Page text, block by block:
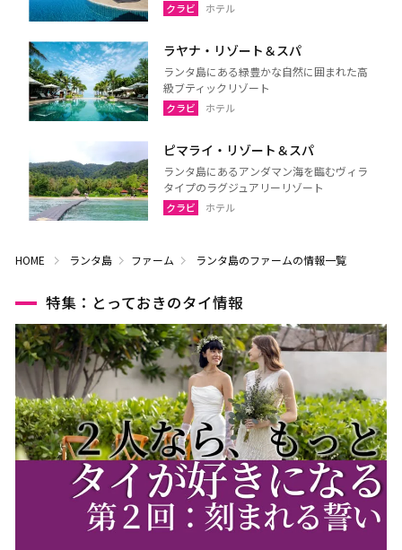
クラビ ホテル
ラヤナ・リゾート＆スパ
ランタ島にある緑豊かな自然に囲まれた高
級ブティックリゾート
クラビ ホテル
ピマライ・リゾート＆スパ
ランタ島にあるアンダマン海を臨むヴィラ
タイプのラグジュアリーリゾート
クラビ ホテル
HOME ランタ島 ファーム ランタ島のファームの情報一覧
特集：とっておきのタイ情報